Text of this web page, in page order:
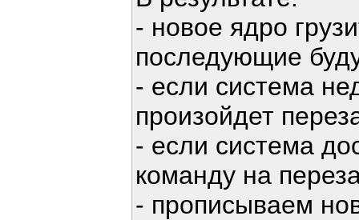
- новое ядро
последующие
- если система
произойдет
- если система
команду на
- прописываем